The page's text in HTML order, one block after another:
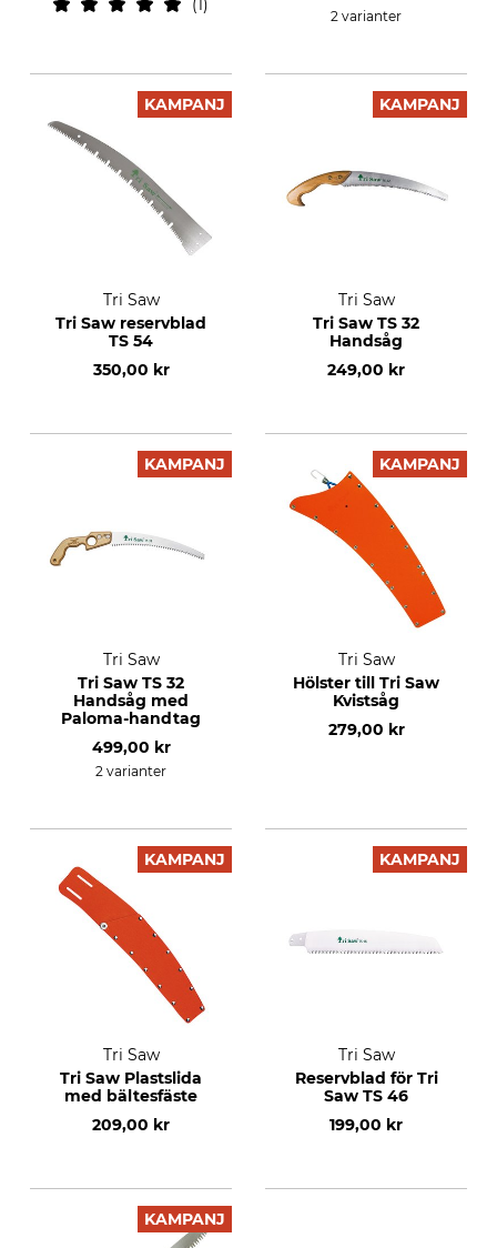
2 varianter
KAMPANJ
Tri Saw
Tri Saw reservblad
TS 54
350,00 kr
KAMPANJ
Tri Saw
Tri Saw TS 32
Handsåg
249,00 kr
KAMPANJ
Tri Saw
Tri Saw TS 32
Handsåg med
Paloma-handtag
499,00 kr
2 varianter
KAMPANJ
Tri Saw
Hölster till Tri Saw
Kvistsåg
279,00 kr
KAMPANJ
Tri Saw
Tri Saw Plastslida
med bältesfäste
209,00 kr
KAMPANJ
Tri Saw
Reservblad för Tri
Saw TS 46
199,00 kr
KAMPANJ